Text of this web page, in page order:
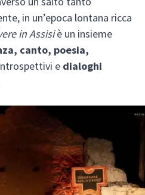
in un’epoca lontana ricca
in Assisiè un insieme
canto, poesia,
e dialoghi